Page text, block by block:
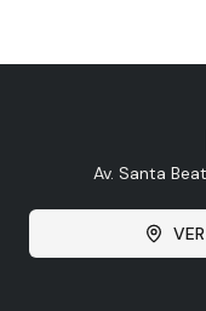
Av. Santa